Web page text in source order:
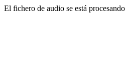
El fichero de audio se está